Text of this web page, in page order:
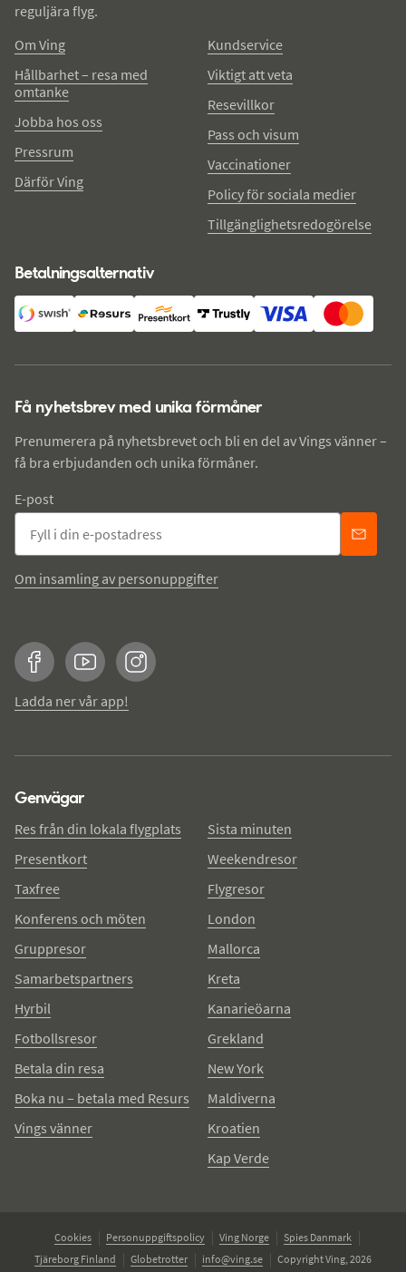
reguljära flyg.
Om Ving
Hållbarhet – resa med
omtanke
Jobba hos oss
Pressrum
Därför Ving
Kundservice
Viktigt att veta
Resevillkor
Pass och visum
Vaccinationer
Policy för sociala medier
Tillgänglighetsredogörelse
Betalningsalternativ
Få nyhetsbrev med unika förmåner
Prenumerera på nyhetsbrevet och bli en del av Vings vänner –
få bra erbjudanden och unika förmåner.
E-post
Om insamling av personuppgifter
FacebookYouTubeInstagram
Ladda ner vår app!
Genvägar
Res från din lokala flygplats
Presentkort
Taxfree
Konferens och möten
Gruppresor
Samarbetspartners
Hyrbil
Fotbollsresor
Betala din resa
Boka nu – betala med Resurs
Vings vänner
Sista minuten
Weekendresor
Flygresor
London
Mallorca
Kreta
Kanarieöarna
Grekland
New York
Maldiverna
Kroatien
Kap Verde
Cookies Personuppgiftspolicy Ving Norge
Spies Danmark
Tjäreborg Finland
Globetrotter info@ving.se Copyright Ving, 2026